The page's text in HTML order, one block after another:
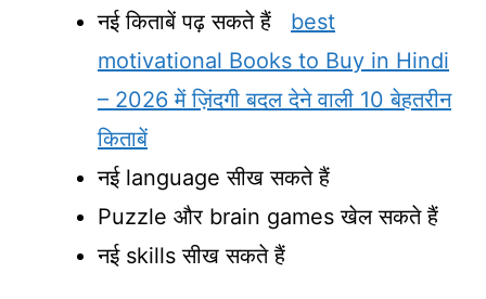
नई किताबें पढ़ सकते हैं best
motivational Books to Buy in Hindi
– 2026 में ज़िंदगी बदल देने वाली 10 बेहतरीन
किताबें
नई language सीख सकते हैं
Puzzle और brain games खेल सकते हैं
नई skills सीख सकते हैं